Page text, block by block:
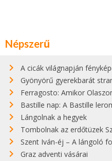
Népszerű
A cicák világnapján fényképeztük
Gyönyörű gyerekbarát strandok
Ferragosto: Amikor
Bastille nap: A Bastille
Lángolnak a hegyek
Tombolnak az erdőtüzek
Szent Iván-éj – A lángoló
Graz adventi vásárai